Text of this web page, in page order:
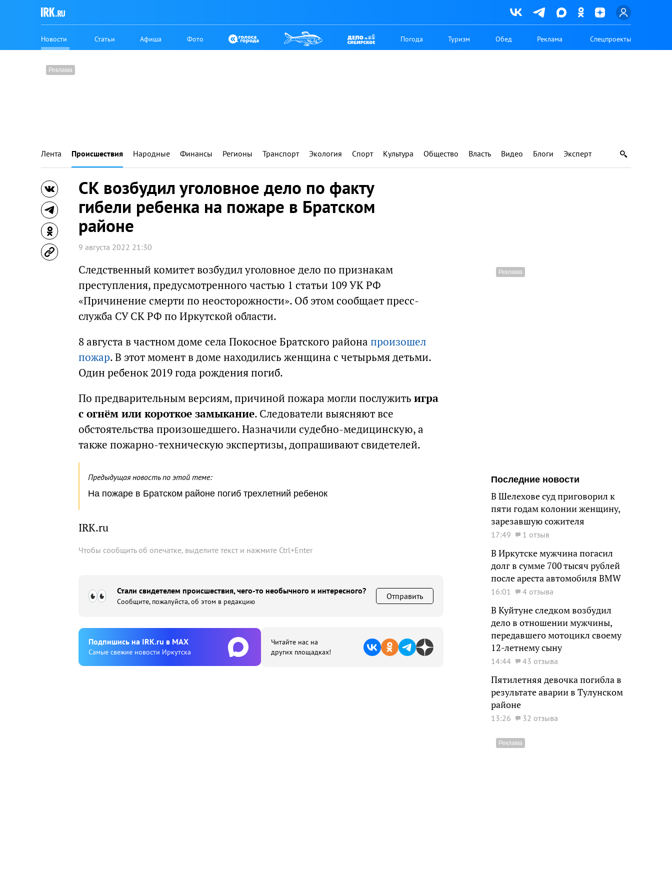
Новости Статьи Афиша Фото Погода Туризм Обед Реклама Спецпроекты
Лента Происшествия Народные Финансы Регионы Транспорт Экология Спорт Культура Общество Власть Видео Блоги Эксперт
СК возбудил уголовное дело по факту
гибели ребенка на пожаре в Братском
районе
9 августа 2022 21:30
Следственный комитет возбудил уголовное дело по признакам
преступления, предусмотренного частью 1 статьи 109 УК РФ
«Причинение смерти по неосторожности». Об этом сообщает пресс-
служба СУ СК РФ по Иркутской области.
8 августа в частном доме села Покосное Братского района произошел
пожар. В этот момент в доме находились женщина с четырьмя детьми.
Один ребенок 2019 года рождения погиб.
По предварительным версиям, причиной пожара могли послужить игра
с огнём или короткое замыкание. Следователи выясняют все
обстоятельства произошедшего. Назначили судебно-медицинскую, а
также пожарно-техническую экспертизы, допрашивают свидетелей.
Предыдущая новость по этой теме:
На пожаре в Братском районе погиб трехлетний ребенок
IRK.ru
Чтобы сообщить об опечатке, выделите текст и нажмите Ctrl+Enter
Стали свидетелем происшествия, чего-то необычного и интересного?
Сообщите, пожалуйста, об этом в редакцию
Отправить
Подпишиcь на IRK.ru в MAX
Cамые свежие новости Иркутска
Читайте нас на
других площадках!
Последние новости
В Шелехове суд приговорил к
пяти годам колонии женщину,
зарезавшую сожителя
17:49 1 отзыв
В Иркутске мужчина погасил
долг в сумме 700 тысяч рублей
после ареста автомобиля BMW
16:01 4 отзыва
В Куйтуне следком возбудил
дело в отношении мужчины,
передавшего мотоцикл своему
12-летнему сыну
14:44 43 отзыва
Пятилетняя девочка погибла в
результате аварии в Тулунском
районе
13:26 32 отзыва